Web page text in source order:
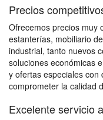
Precios
Ofrecemos precios muy
estanterías, mobiliario
industrial, tanto nuevos
soluciones económicas
y ofertas especiales con
comprometer la calidad
Excelente servicio